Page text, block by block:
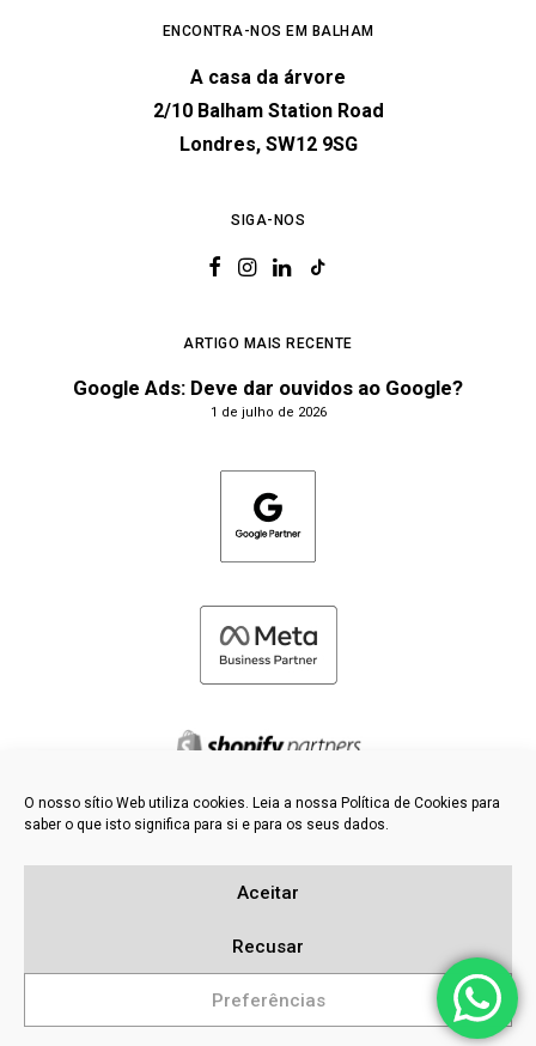
O nosso sítio Web utiliza cookies. Leia a nossa Política de Cookies para
saber o que isto significa para si e para os seus dados.
Aceitar
Recusar
Preferências
ENCONTRA-NOS EM BALHAM
A casa da árvore
2/10 Balham Station Road
Londres, SW12 9SG
SIGA-NOS
ARTIGO MAIS RECENTE
Google Ads: Deve dar ouvidos ao Google?
1 de julho de 2026
Política de privacidade e de cookies